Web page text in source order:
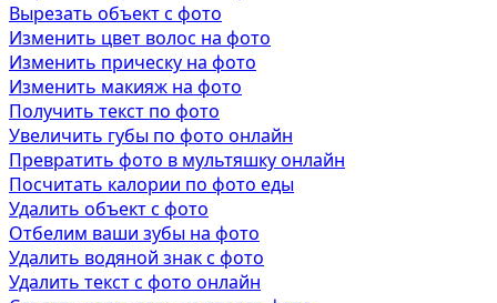
Вырезать объект с фото
Изменить цвет волос на фото
Изменить прическу на фото
Изменить макияж на фото
Получить текст по фото
Увеличить губы по фото онлайн
Превратить фото в мультяшку онлайн
Посчитать калории по фото еды
Удалить объект с фото
Отбелим ваши зубы на фото
Удалить водяной знак с фото
Удалить текст с фото онлайн